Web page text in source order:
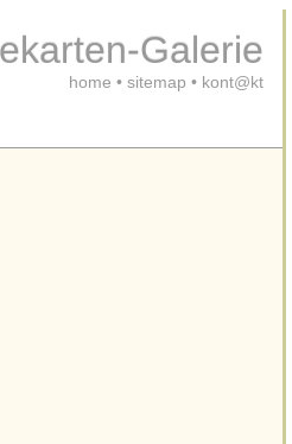
Galerie
home • sitemap • kont@kt